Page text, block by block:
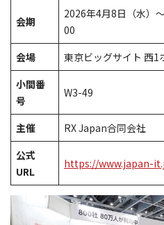
会期
2026年4月8日（水）
00
会場
東京ビッグサイト 西1
小間番
号
W3-49
主催
RX Japan合同会社
公式
URL
https://www.japan-